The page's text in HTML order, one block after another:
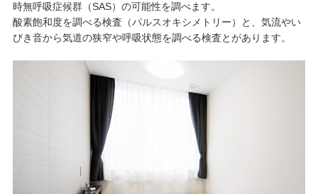
時無呼吸症候群（SAS）の可能性を調べます。
酸素飽和度を調べる検査（パルスオキシメトリー）と、気流やい
びき音から気道の狭窄や呼吸状態を調べる検査とがあります。